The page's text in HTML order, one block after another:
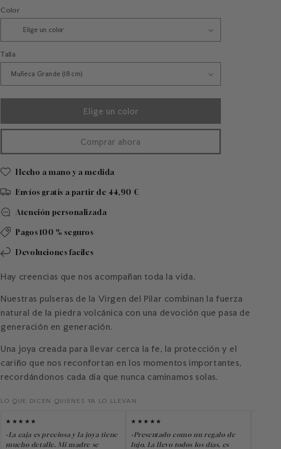
Color
Talla
Elige un color
Comprar ahora
Hecho a mano y a medida
Envíos gratis a partir de 44,90 €
Atención personalizada
Pagos 100 % seguros
Devoluciones faciles
Hay creencias que nos acompañan toda la vida.
Nuestras pulseras de la Virgen del Pilar combinan la fuerza
natural de la piedra volcánica con una devoción que pasa de
generación en generación.
Una joya creada para llevar cerca la fe, la protección y el
cariño que nos reconfortan en los momentos importantes,
recordándonos cada día que nunca caminamos solas.
LO QUE DICEN QUIENES YA LO LLEVAN
★★★★★
«La caja es preciosa y la joya tiene
mucho detalle. Mi madre se
★★★★★
«Presentado como un regalo de
lujo. La llevo todos los días, es